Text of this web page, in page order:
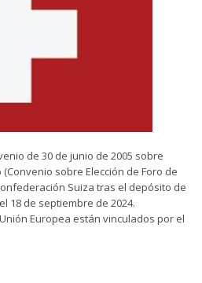
de 30 de junio de 2005 sobre
sobre Elección de Foro de
Suiza tras el depósito de
18 de septiembre de 2024.
Europea están vinculados por el